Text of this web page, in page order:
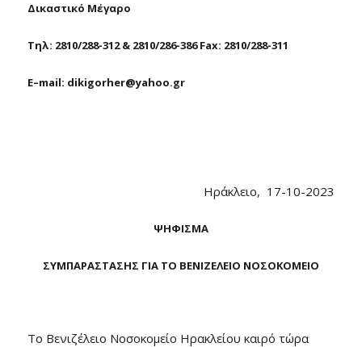
Δικαστικό Μέγαρο
Τηλ: 2810/288-312 & 2810/286-386Fax: 2810/288-311
E–mail: dikigorher@yahoo.gr
Ηράκλειο, 17-10-2023
ΨΗΦΙΣΜΑ
ΣΥΜΠΑΡΑΣΤΑΣΗΣ ΓΙΑ ΤΟ ΒΕΝΙΖΕΛΕΙΟ ΝΟΣΟΚΟΜΕΙΟ
Το Βενιζέλειο Νοσοκομείο Ηρακλείου καιρό τώρα